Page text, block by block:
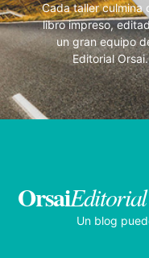
Cada taller culmina
libro impreso,
un gran equipo
Editorial Orsai.
OrsaiEditorial
Un blog